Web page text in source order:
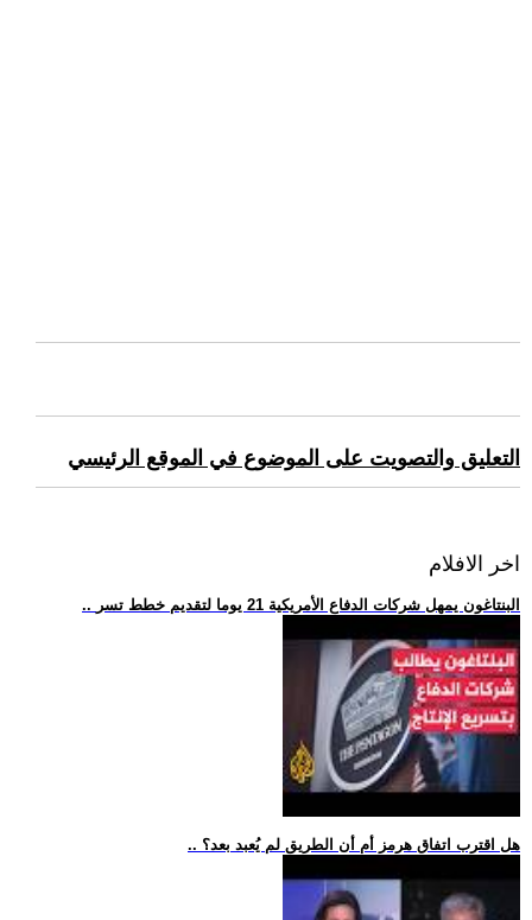
التعليق والتصويت على الموضوع في الموقع الرئيسي
اخر الافلام
.. البنتاغون يمهل شركات الدفاع الأمريكية 21 يوما لتقديم خطط تسر
.. هل اقترب اتفاق هرمز أم أن الطريق لم يُعبد بعد؟